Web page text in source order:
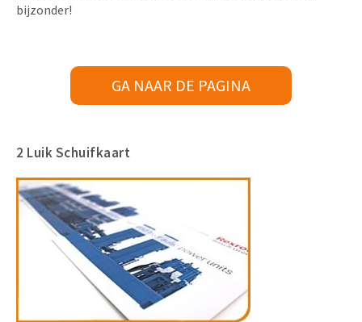
bijzonder!
GA NAAR DE PAGINA
2 Luik Schuifkaart